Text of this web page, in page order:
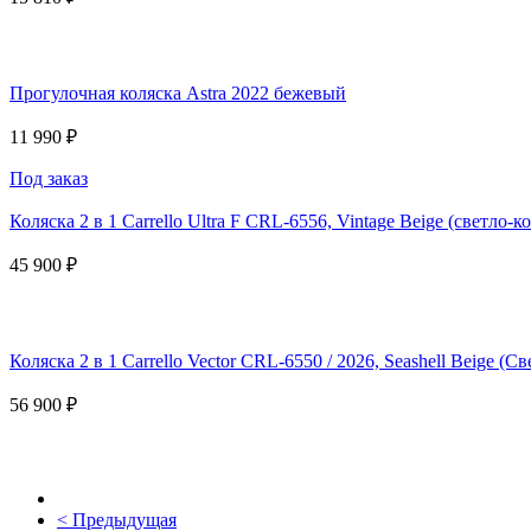
Прогулочная коляска Astra 2022 бежевый
11 990 ₽
Под заказ
Коляска 2 в 1 Carrello Ultra F CRL-6556, Vintage Beige (светло-
45 900 ₽
Коляска 2 в 1 Carrello Vector CRL-6550 / 2026, Seashell Beige
56 900 ₽
< Предыдущая